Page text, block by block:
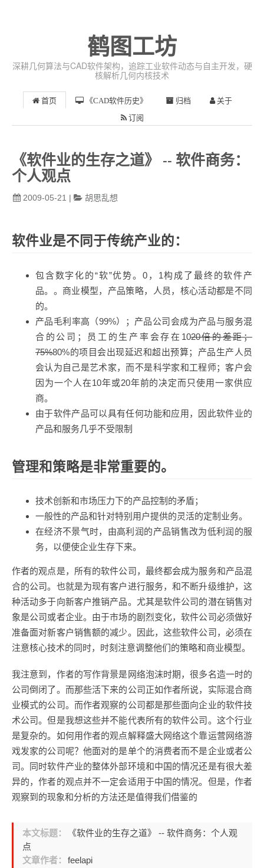
鹤图工坊
深耕几何算法与CAD软件架构，追踪工业软件动态与自主开发，硬
核解析几何内核技术
首页 《CAD软件历史》 归档 关于
订阅
《软件业的生存之道》 -- 软件商务：
个人观点
2009-05-21 | 胡思乱想
软件业是不同于传统产业的：
包含数字化的“软”优势。0，1构成了最终的软件产
品。。商业模型，产品策略，人员，核心活动都是不同
的。
产品毛利率高（99%）；产品公司会成为产品与服务混
合的公司；员工的生产率会存在1020倍的差距；
75%80%的项目会出现延迟和超出预算；产品生产人员
会认为自己是艺术家，而不是科学家和工程师；客户会
因为一个人在10年或20年前的决定而只使用一家供应
商。
由于软件产品可以具有任何功能和应用，因此软件业的
产品和服务几乎不受限制
管理和策略是非常重要的。
技术创新和市场压力下的产品控制的矛盾；
一般性的产品和针对特别用户提供的灵活的定制业务。
在经济不景气时，由高利润的产品销售改为低利润的服
务，以便使企业生存下来。
作者的观点是，所有的软件公司，最终都会成为服务和产品混
合的公司。也就是为现有客户进行服务，和不断升级维护，这
种活动多于向新客户推销产品。尤其是软件公司的潜在销售对
象是公司或者企业。由于市场的剧烈变化，软件公司必须做好
准备面对新客户销售额的减少。因此，这些软件公司，必须在
注意核心技术的同时，时刻注意调整他们的策略和商业模型。
我注意到，作者的写作背景是网络泡沫时期，很多名造一时的
公司倒闭了。而那些活下来的公司正如作者所说，实际混合商
业模式的公司。而作者观察的公司都是那些面向企业的软件技
术公司。但是我想这些并不能代表所有的软件公司。这个行业
是复杂的。如何用作者的观点解释盛大网络这个靠运营网络游
戏发家的公司呢？他面对的是单个的消费者而不是企业或者公
司。同时软件产业的整体外部环境和中国的情况还是有很大差
异的，作者的观点并不一定会适用于中国的情况。但是，作者
观察到的现象和分析的方法还是值得我们借鉴的
本文标题：
《软件业的生存之道》 -- 软件商务：个人观
点
文章作者：
feelapi